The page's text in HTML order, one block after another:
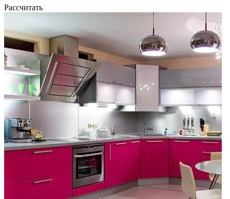
Рассчитать